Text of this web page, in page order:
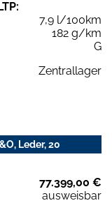
7,9 l/100km
182 g/km
G
Zentrallager
Leder, 20
77.399,00 €
ausweisbar